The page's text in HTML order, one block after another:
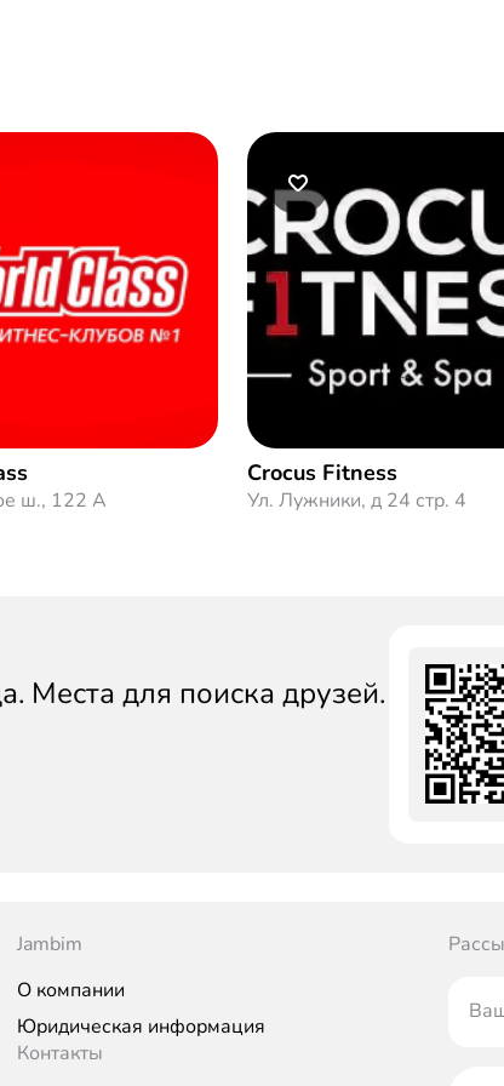
ш., 122 А
Crocus Fitness
Ул. Лужники, д 24 стр. 4
для поиска друзей.
Jambim
О компании
Юридическая информация
Контакты